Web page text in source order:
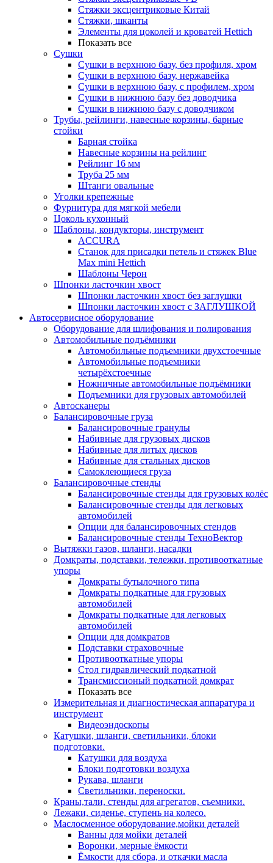
Стяжки эксцентриковые Китай
Стяжки, шканты
Элементы для цоколей и кроватей Hettich
Показать все
Сушки
Сушки в верхнюю базу, без профиля, хром
Сушки в верхнюю базу, нержавейка
Сушки в верхнюю базу, с профилем, хром
Сушки в нижнюю базу без доводчика
Сушки в нижнюю базу с доводчиком
Трубы, рейлинги, навесные корзины, барные
стойки
Барная стойка
Навесные корзины на рейлинг
Рейлинг 16 мм
Труба 25 мм
Штанги овальные
Уголки крепежные
Фурнитура для мягкой мебели
Цоколь кухонный
Шаблоны, кондукторы, инструмент
ACCURA
Станок для присадки петель и стяжек Blue
Max mini Hettich
Шаблоны Черон
Шпонки ласточкин хвост
Шпонки ласточкин хвост без заглушки
Шпонки ласточкин хвост с ЗАГЛУШКОЙ
Автосервисное оборудование
Оборудование для шлифования и полирования
Автомобильные подъёмники
Автомобильные подъемники двухстоечные
Автомобильные подъемники
четырёхстоечные
Ножничные автомобильные подъёмники
Подъемники для грузовых автомобилей
Автосканеры
Балансировочные груза
Балансировочные гранулы
Набивные для грузовых дисков
Набивные для литых дисков
Набивные для стальных дисков
Самоклеющиеся груза
Балансировочные стенды
Балансировочные стенды для грузовых колёс
Балансировочные стенды для легковых
автомобилей
Опции для балансировочных стендов
Балансировочные стенды ТехноВектор
Вытяжки газов, шланги, насадки
Домкраты, подставки, тележки, противооткатные
упоры
Домкраты бутылочного типа
Домкраты подкатные для грузовых
автомобилей
Домкраты подкатные для легковых
автомобилей
Опции для домкратов
Подставки страховочные
Противооткатные упоры
Стол гидравлический подкатной
Трансмиссионый подкатной домкрат
Показать все
Измерительная и диагностическая аппаратура и
инструмент
Видеоэндоскопы
Катушки, шланги, светильники, блоки
подготовки.
Катушки для воздуха
Блоки подготовки воздуха
Рукава, шланги
Светильники, переноски.
Краны,тали, стенды для агрегатов, съемники.
Лежаки, сиденье, ступень на колесо.
Маслосменное оборудование,мойки деталей
Ванны для мойки деталей
Воронки, мерные ёмкости
Ёмкости для сбора, и откачки масла